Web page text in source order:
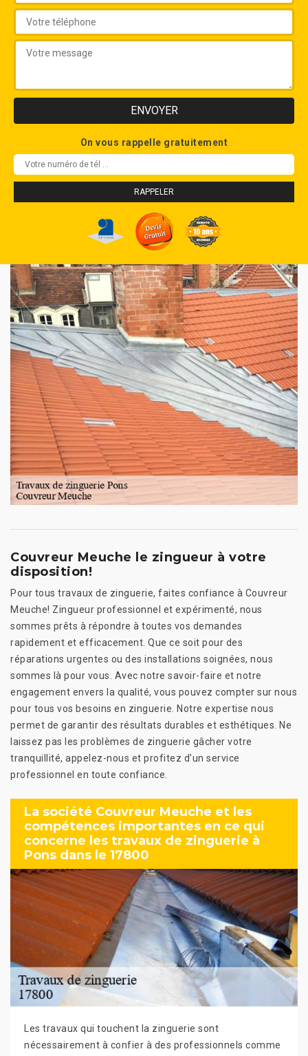
On vous rappelle gratuitement
Couvreur Meuche le zingueur à votre
disposition!
Pour tous travaux de zinguerie, faites confiance à Couvreur
Meuche! Zingueur professionnel et expérimenté, nous
sommes prêts à répondre à toutes vos demandes
rapidement et efficacement. Que ce soit pour des
réparations urgentes ou des installations soignées, nous
sommes là pour vous. Avec notre savoir-faire et notre
engagement envers la qualité, vous pouvez compter sur nous
pour tous vos besoins en zinguerie. Notre expertise nous
permet de garantir des résultats durables et esthétiques. Ne
laissez pas les problèmes de zinguerie gâcher votre
tranquillité, appelez-nous et profitez d'un service
professionnel en toute confiance.
La société Couvreur Meuche et les
compétences importantes en ce qui
concerne les travaux de zinguerie à
Pons dans le 17800
Les travaux qui touchent la zinguerie sont
nécessairement à confier à des professionnels comme